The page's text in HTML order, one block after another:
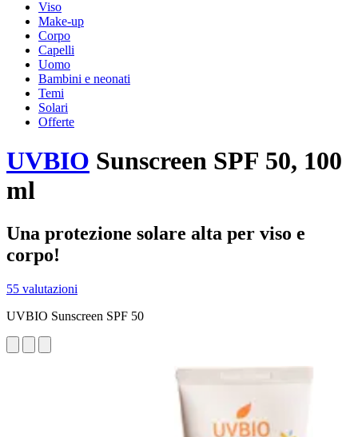
Viso
Make-up
Corpo
Capelli
Uomo
Bambini e neonati
Temi
Solari
Offerte
UVBIO Sunscreen SPF 50, 100
ml
Una protezione solare alta per viso e
corpo!
55 valutazioni
UVBIO Sunscreen SPF 50